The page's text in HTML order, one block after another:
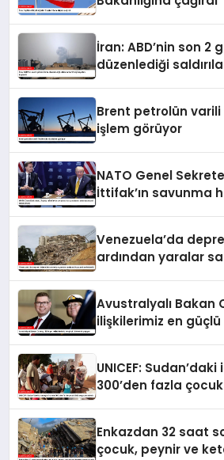
İran: ABD’nin son 2
düzenlediği
Brent petrolün
işlem görüyor
NATO Genel
İttifak’ın savunma
Venezuela’da
ardından yaralar
Avustralyalı Bakan
ilişkilerimiz en
UNICEF:
300’den fazla
Enkazdan 32 saat
çocuk, peynir ve